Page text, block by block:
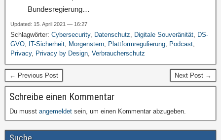
Bundesregierung…
Updated: 15. April 2021 — 16:27
Schlagwörter: Cybersecurity, Datenschutz, Digitale Souveränität, DS-
GVO, IT-Sicherheit, Morgenstern, Plattformregulierung, Podcast,
Privacy, Privacy by Design, Verbraucherschutz
← Previous Post Next Post →
Schreibe einen Kommentar
Du musst angemeldet sein, um einen Kommentar abzugeben.
Suche